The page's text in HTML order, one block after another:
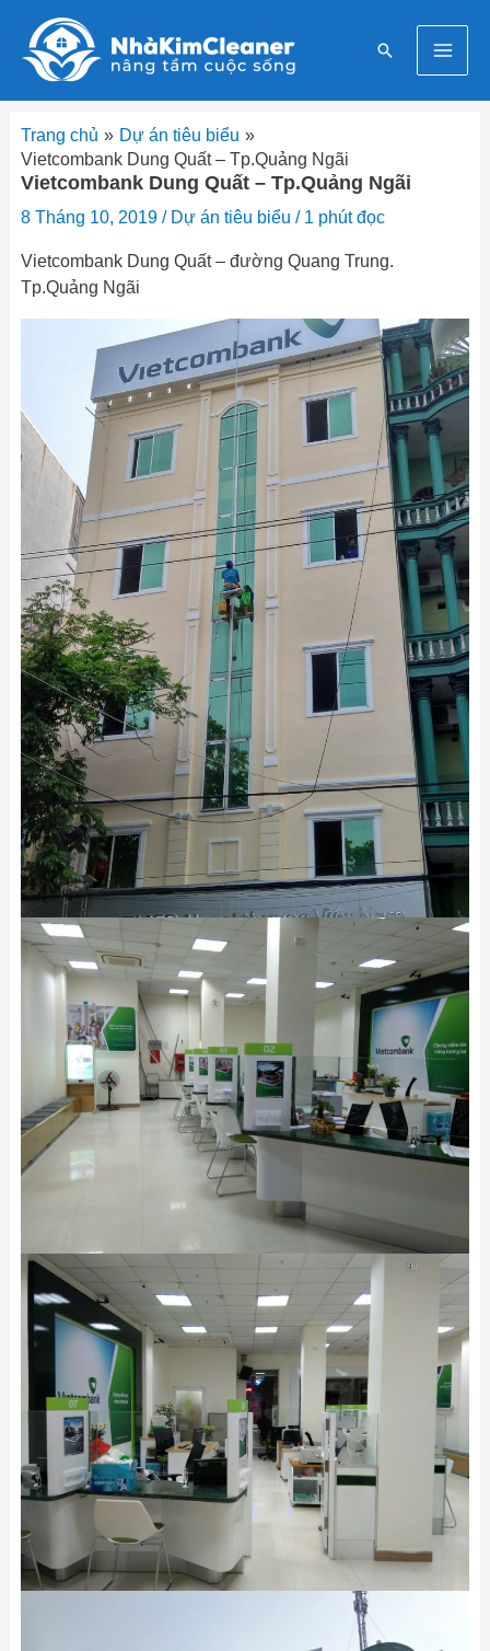
nội
Tìm
Main
Trang chủ
Dự án tiêu biểu
Vietcombank Dung Quất – Tp.Quảng Ngãi
Vietcombank Dung Quất – Tp.Quảng Ngãi
8 Tháng 10, 2019 / Dự án tiêu biểu / 1 phút đọc
Vietcombank Dung Quất – đường Quang Trung.
Tp.Quảng Ngãi